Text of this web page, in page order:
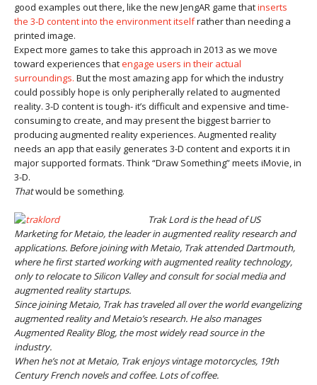
good examples out there, like the new JengAR game thatinserts
the 3-D content into the environment itselfrather than needing a
printed image.
Expect more games to take this approach in 2013 as we move
toward experiences thatengage users in their actual
surroundings. But the most amazing app for which the industry
could possibly hope is only peripherally related to augmented
reality. 3-D content is tough- it’s difficult and expensive and time-
consuming to create, and may present the biggest barrier to
producing augmented reality experiences. Augmented reality
needs an app that easily generates 3-D content and exports it in
major supported formats. Think “Draw Something” meets iMovie, in
3-D.
Thatwould be something.
Trak Lord is the head of US
Marketing for Metaio, the leader in augmented reality research and
applications. Before joining with Metaio, Trak attended Dartmouth,
where he first started working with augmented reality technology,
only to relocate to Silicon Valley and consult for social media and
augmented reality startups.
Since joining Metaio, Trak has traveled all over the world evangelizing
augmented reality and Metaio’s research. He also manages
Augmented Reality Blog, the most widely read source in the
industry.
When he’s not at Metaio, Trak enjoys vintage motorcycles, 19th
Century French novels and coffee. Lots of coffee.